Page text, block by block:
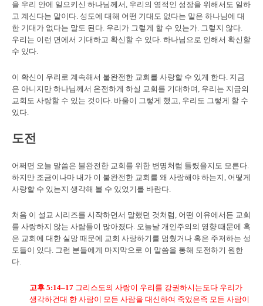
을 우리 안에 일으키신 하나님께서, 우리의 영적인 성장을 위해서도 일하
고 계신다는 말이다. 성도에 대해 어떤 기대도 없다는 말은 하나님에 대
한 기대가 없다는 말도 된다. 우리가 그렇게 할 수 있는가. 그렇지 않다.
우리는 이런 면에서 기대하고 확신할 수 있다. 하나님으로 인해서 확신할
수 있다.
이 확신이 우리로 계속해서 불완전한 교회를 사랑할 수 있게 한다. 지금
은 아니지만 하나님께서 온전하게 하실 교회를 기대하며, 우리는 지금의
교회도 사랑할 수 있는 것이다. 바울이 그렇게 했고, 우리도 그렇게 할 수
있다.
도전
어쩌면 오늘 말씀은 불완전한 교회를 위한 변명처럼 들렸을지도 모른다.
하지만 조금이나마 내가 이 불완전한 교회를 왜 사랑해야 하는지, 어떻게
사랑할 수 있는지 생각해 볼 수 있었기를 바란다.
처음 이 설교 시리즈를 시작하면서 말했던 것처럼, 어떤 이유에서든 교회
를 사랑하지 않는 사람들이 많아졌다. 오늘날 개인주의의 영향 때문에 혹
은 교회에 대한 실망 때문에 교회 사랑하기를 멈췄거나 혹은 주저하는 성
도들이 있다. 그런 분들에게 마지막으로 이 말씀을 통해 도전하기 원한
다.
고후 5:14–17 그리스도의 사랑이 우리를 강권하시는도다 우리가
생각하건대 한 사람이 모든 사람을 대신하여 죽었은즉 모든 사람이